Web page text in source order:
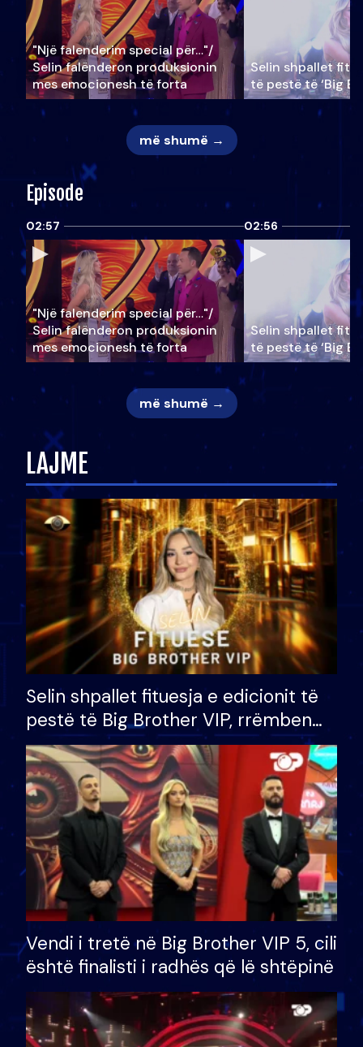
"Një falenderim special për…"/
Selin falënderon produksionin
mes emocionesh të forta
Selin shpallet
të pestë të ‘Big
më shumë →
Episode
02:57
"Një falenderim special për…"/
Selin falënderon produksionin
mes emocionesh të forta
02:56
Selin shpallet
të pestë të ‘Big
më shumë →
LAJME
Selin shpallet fituesja e edicionit të
pestë të Big Brother VIP, rrëmben
çmimin e madh prej 100 mijë eurosh
Vendi i tretë në Big Brother VIP 5, cili
është finalisti i radhës që lë shtëpinë